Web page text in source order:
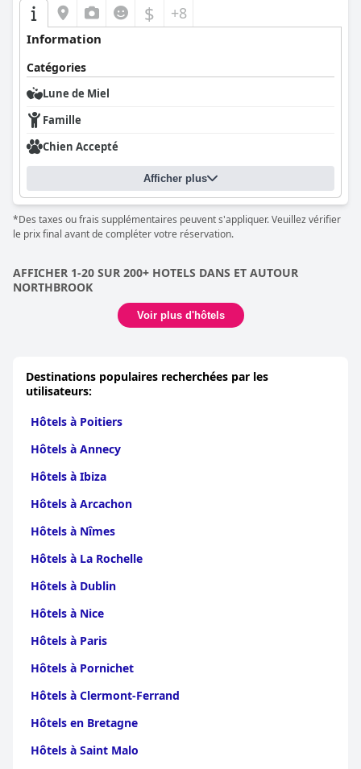
$ +8
Information
Catégories
Lune de Miel
Famille
Chien Accepté
Afficher plus
*Des taxes ou frais supplémentaires peuvent s'appliquer. Veuillez vérifier
le prix final avant de compléter votre réservation.
AFFICHER 1-20 SUR 200+ HOTELS DANS ET AUTOUR
NORTHBROOK
Voir plus d'hôtels
Destinations populaires recherchées par les
utilisateurs:
Hôtels à Poitiers
Hôtels à Annecy
Hôtels à Ibiza
Hôtels à Arcachon
Hôtels à Nîmes
Hôtels à La Rochelle
Hôtels à Dublin
Hôtels à Nice
Hôtels à Paris
Hôtels à Pornichet
Hôtels à Clermont-Ferrand
Hôtels en Bretagne
Hôtels à Saint Malo